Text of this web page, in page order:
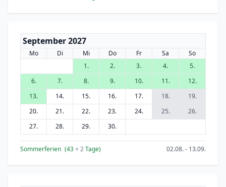
September 2027
Mo Di Mi Do Fr Sa
So
1.
2. 3. 4.
5.
6.
7. 8. 9. 10. 11.
12.
13.
14. 15. 16. 17. 18.
19.
20.
21. 22. 23. 24. 25.
26.
27.
28. 29. 30.
Sommerferien (43+ 2Tage) 02.08. - 13.09.